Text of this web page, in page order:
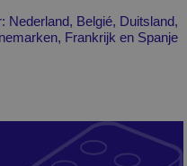
Nederland, Belgié, Duitsland,
Frankrijk en Spanje